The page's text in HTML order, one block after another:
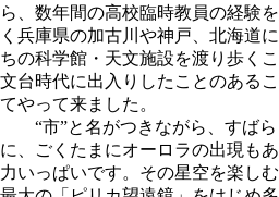
ら、数年間の高校臨時教員の経験
く兵庫県の加古川や神戸、北海道
ちの科学館・天文施設を渡り歩く
文台時代に出入りしたことのある
てやって来ました。
“市”と名がつきながら、すばら
に、ごくたまにオーロラの出現も
力いっぱいです。その星空を楽し